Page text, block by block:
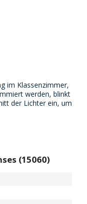
im Klassenzimmer,
werden, blinkt
der Lichter ein, um
(15060)